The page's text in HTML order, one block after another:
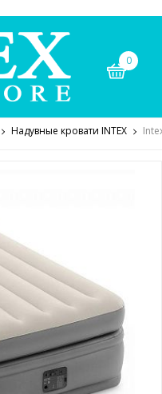
0
Надувные кровати INTEX